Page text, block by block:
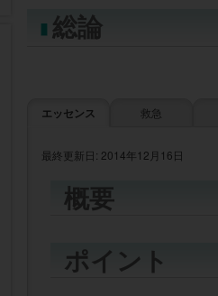
総論
エッセンス 救急
最終更新日: 2014年12月16日
概要
ポイント